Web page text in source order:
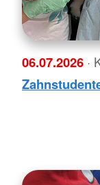
06.07.2026 ·